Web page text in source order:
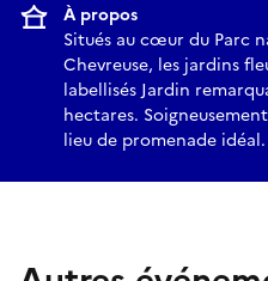
À propos
Situés au cœur du Parc
Chevreuse, les jardins
labellisés Jardin
hectares.
lieu de promenade idéal.